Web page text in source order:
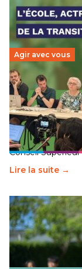
Agir avec vous
Transition
Éducation fait
30 juin 2026-
Pendant
travaillé sur la
Conseil
Lire la suite →